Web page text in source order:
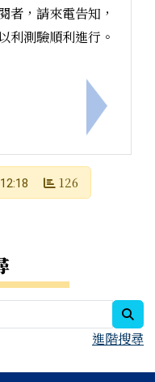
騎i臺南自行車活動」，
者，請來電告知，
利測驗順利進行。
下一筆：
126
進階搜尋